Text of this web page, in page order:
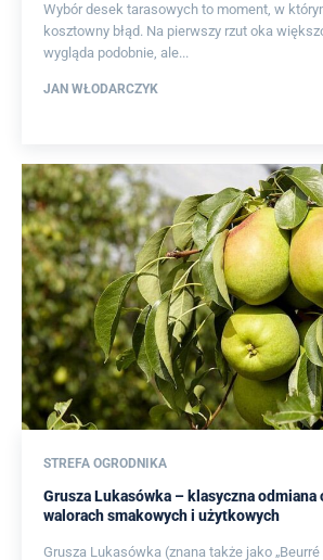
Wybór desek tarasowych to moment, w
kosztowny błąd. Na pierwszy rzut oka
wygląda podobnie, ale...
JAN WŁODARCZYK
STREFA OGRODNIKA
Grusza Lukasówka – klasyczna odmiana
walorach smakowych i użytkowych
Grusza Lukasówka (znana także jako